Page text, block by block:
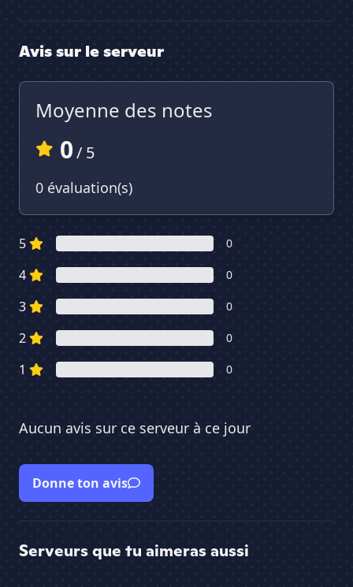
Avis sur le serveur
Moyenne des notes
0/ 5
0 évaluation(s)
5 0
4 0
3 0
2 0
1 0
Aucun avis sur ce serveur à ce jour
Donne ton avis
Serveurs que tu aimeras aussi